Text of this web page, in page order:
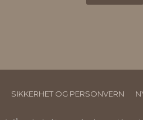
SIKKERHET OG PERSONVERN